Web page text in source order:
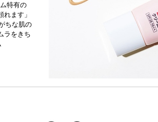
特有の
ます」
ちな肌の
ラをきち